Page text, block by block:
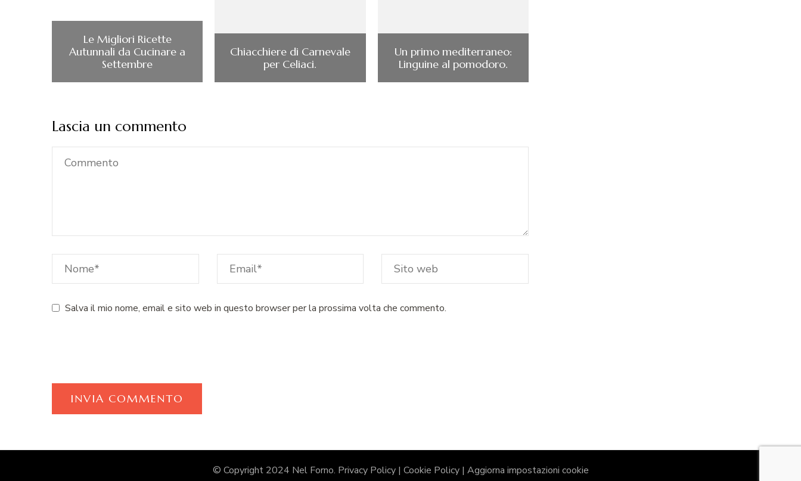
Le Migliori Ricette
Autunnali da Cucinare a
Settembre
Chiacchiere di Carnevale
per Celiaci.
Un primo mediterraneo:
Linguine al pomodoro.
Lascia un commento
Salva il mio nome, email e sito web in questo browser per la prossima volta che commento.
© Copyright 2024 Nel Forno. Privacy Policy| Cookie Policy| Aggiorna impostazioni cookie